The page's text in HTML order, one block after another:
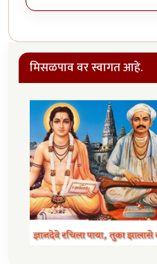
मिसळपाव वर स्वागत आहे.